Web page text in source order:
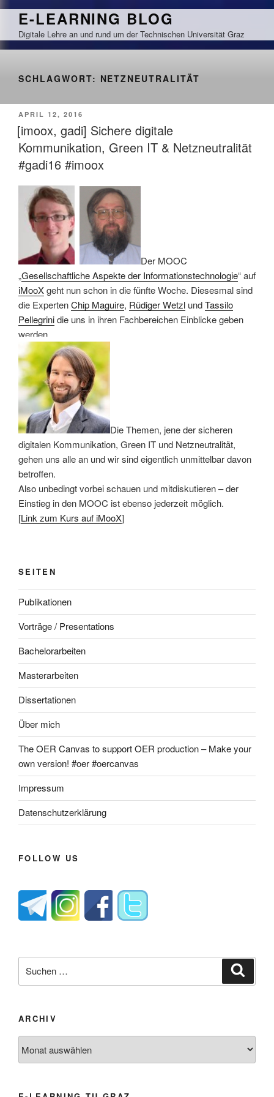
Zum
springen
E-LEARNING BLOG
Digitale Lehre an und rund um der Technischen Universität Graz
SCHLAGWORT: NETZNEUTRALITÄT
VERÖFFENTLICHT
AM
APRIL 12, 2016
[imoox, gadi] Sichere digitale
Kommunikation, Green IT & Netzneutralität
#gadi16 #imoox
Der MOOC
„Gesellschaftliche Aspekte der Informationstechnologie“ auf
iMooXgeht nun schon in die fünfte Woche. Diesesmal sind
die ExpertenChip Maguire, Rüdiger Wetzl undTassilo
Pellegrinidie uns in ihren Fachbereichen Einblicke geben
werden.
Die Themen, jene der sicheren
digitalen Kommunikation, Green IT und Netzneutralität,
gehen uns alle an und wir sind eigentlich unmittelbar davon
betroffen.
Also unbedingt vorbei schauen und mitdiskutieren – der
Einstieg in den MOOC ist ebenso jederzeit möglich.
[Link zum Kurs auf iMooX]
SEITEN
Publikationen
Vorträge / Presentations
Bachelorarbeiten
Masterarbeiten
Dissertationen
Über mich
The OER Canvas to support OER production – Make your
own version! #oer #oercanvas
Impressum
Datenschutzerklärung
FOLLOW US
nach:
ARCHIV